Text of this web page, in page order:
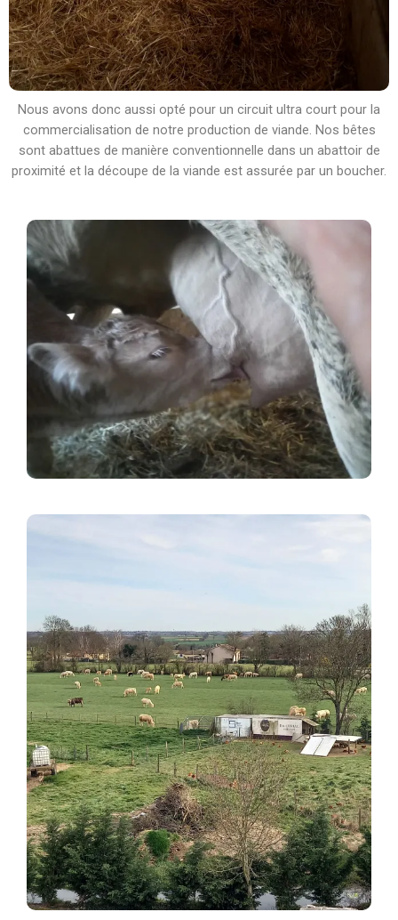
Nous avons donc aussi opté pour un circuit ultra court pour la
commercialisation de notre production de viande. Nos bêtes
sont abattues de manière conventionnelle dans un abattoir de
proximité et la découpe de la viande est assurée par un boucher.